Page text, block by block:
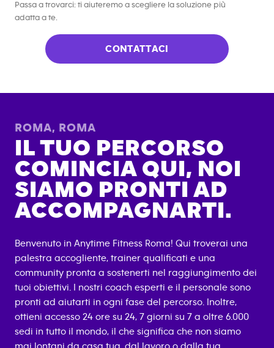
Passa a trovarci: ti aiuteremo a scegliere la soluzione più
adatta a te.
CONTATTACI
ROMA, ROMA
IL TUO PERCORSO
COMINCIA QUI, NOI
SIAMO PRONTI AD
ACCOMPAGNARTI.
Benvenuto in Anytime Fitness Roma! Qui troverai una
palestra accogliente, trainer qualificati e una
community pronta a sostenerti nel raggiungimento dei
tuoi obiettivi. I nostri coach esperti e il personale sono
pronti ad aiutarti in ogni fase del percorso. Inoltre,
ottieni accesso 24 ore su 24, 7 giorni su 7 a oltre 6.000
sedi in tutto il mondo, il che significa che non siamo